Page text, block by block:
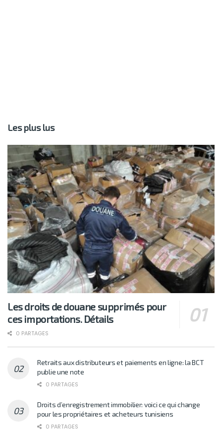
Les plus lus
Les droits de douane supprimés pour
ces importations. Détails
0 PARTAGES
Retraits aux distributeurs et paiements en ligne: la BCT
publie une note
0 PARTAGES
Droits d’enregistrement immobilier: voici ce qui change
pour les propriétaires et acheteurs tunisiens
0 PARTAGES